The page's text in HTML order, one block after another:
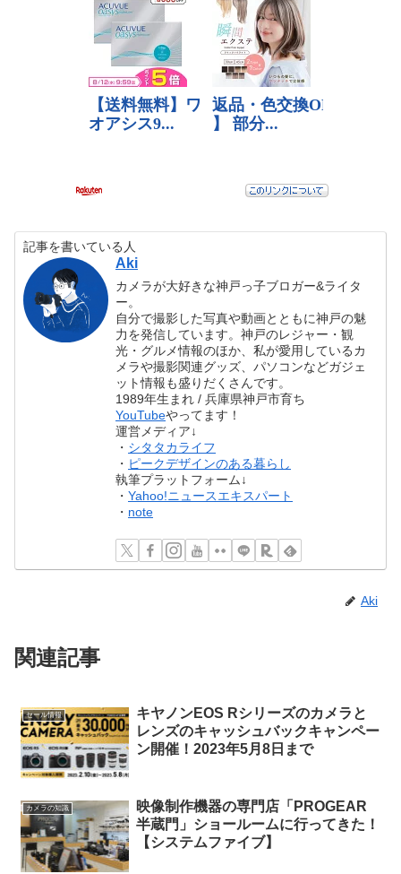
記事を書いている人
Aki
カメラが大好きな神戸っ子ブロガー&ライタ
ー。
自分で撮影した写真や動画とともに神戸の魅
力を発信しています。神戸のレジャー・観
光・グルメ情報のほか、私が愛用しているカ
メラや撮影関連グッズ、パソコンなどガジェ
ット情報も盛りだくさんです。
1989年生まれ / 兵庫県神戸市育ち
YouTubeやってます！
運営メディア↓
・ シタタカライフ
・ ピークデザインのある暮らし
執筆プラットフォーム↓
・Yahoo!ニュースエキスパート
・ note
Aki
関連記事
セール情報
キヤノンEOS Rシリーズのカメラと
レンズのキャッシュバックキャンペー
ン開催！2023年5月8日まで
カメラの知識
映像制作機器の専門店「PROGEAR
半蔵門」ショールームに行ってきた！
【システムファイブ】